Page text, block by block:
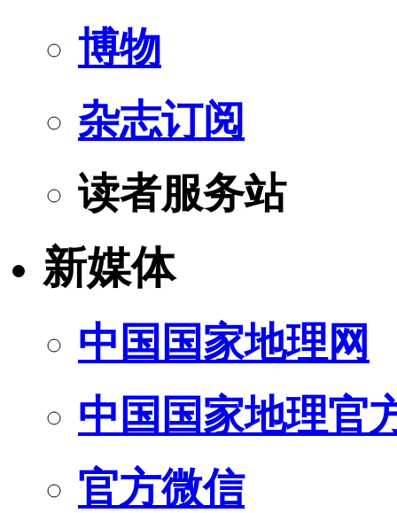
博物
杂志订阅
读者服务站
新媒体
中国国家地理网
中国国家地理官
官方微信